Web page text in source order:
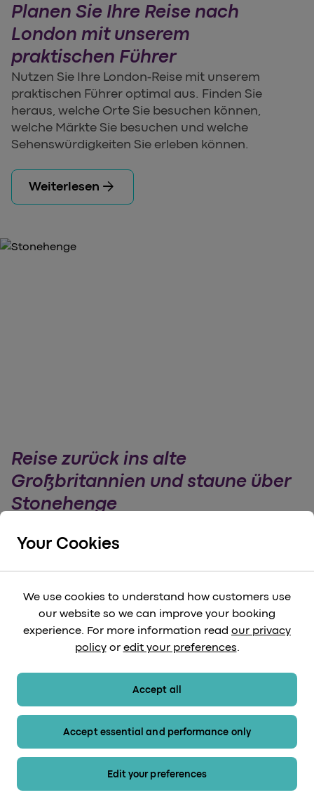
Planen Sie Ihre Reise nach
London mit unserem
praktischen Führer
Nutzen Sie Ihre London-Reise mit unserem
praktischen Führer optimal aus. Finden Sie
heraus, welche Orte Sie besuchen können,
welche Märkte Sie besuchen und welche
Sehenswürdigkeiten Sie erleben können.
Weiterlesen arrow_forward
Reise zurück ins alte
Großbritannien und staune über
Stonehenge
und sehen Sie Stonehenge, das Wunder des
Weiterlesenarrow_forward
Your Cookies
We use cookies to understand how customers use
our website so we can improve your booking
experience. For more information read our privacy
policyor edit your preferences.
Accept all
Accept essential and performance only
Edit your preferences